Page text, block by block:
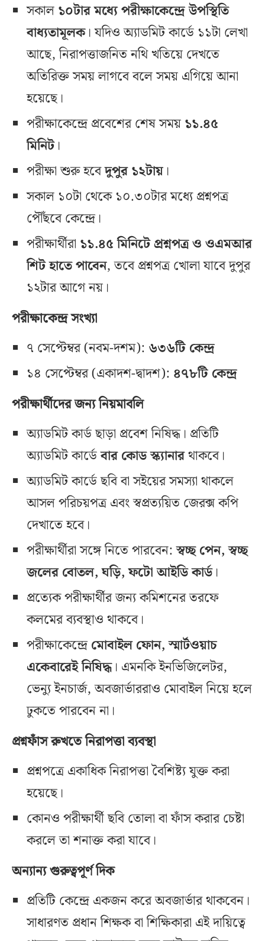
সকাল ১০টার মধ্যে পরীক্ষাকেন্দ্রে উপস্থিতি
বাধ্যতামূলক। যদিও অ্যাডমিট কার্ডে ১১টা লেখা
আছে, নিরাপত্তাজনিত নথি খতিয়ে দেখতে
অতিরিক্ত সময় লাগবে বলে সময় এগিয়ে আনা
হয়েছে।
পরীক্ষাকেন্দ্রে প্রবেশের শেষ সময় ১১.৪৫
মিনিট।
পরীক্ষা শুরু হবেদুপুর ১২টায়।
সকাল ১০টা থেকে ১০.৩০টার মধ্যে প্রশ্নপত্র
পৌঁছবে কেন্দ্রে।
পরীক্ষার্থীরা ১১.৪৫ মিনিটে প্রশ্নপত্র ও ওএমআর
শিট হাতে পাবেন, তবে প্রশ্নপত্র খোলা যাবে দুপুর
১২টার আগে নয়।
পরীক্ষাকেন্দ্র সংখ্যা
৭ সেপ্টেম্বর (নবম-দশম): ৬৩৬টি কেন্দ্র
১৪ সেপ্টেম্বর (একাদশ-দ্বাদশ): ৪৭৮টি কেন্দ্র
পরীক্ষার্থীদের জন্য নিয়মাবলি
অ্যাডমিট কার্ড ছাড়া প্রবেশ নিষিদ্ধ। প্রতিটি
অ্যাডমিট কার্ডেবার কোড স্ক্যানারথাকবে।
অ্যাডমিট কার্ডে ছবি বা সইয়ের সমস্যা থাকলে
আসল পরিচয়পত্র এবং স্বপ্রত্যয়িত জেরক্স কপি
দেখাতে হবে।
পরীক্ষার্থীরা সঙ্গে নিতে পারবেন:স্বচ্ছ পেন, স্বচ্ছ
জলের বোতল, ঘড়ি, ফটো আইডি কার্ড।
প্রত্যেক পরীক্ষার্থীর জন্য কমিশনের তরফে
কলমের ব্যবস্থাও থাকবে।
পরীক্ষাকেন্দ্রেমোবাইল ফোন, স্মার্টওয়াচ
একেবারেই নিষিদ্ধ। এমনকি ইনভিজিলেটর,
ভেন্যু ইনচার্জ, অবজার্ভাররাও মোবাইল নিয়ে হলে
ঢুকতে পারবেন না।
প্রশ্নফাঁস রুখতে নিরাপত্তা ব্যবস্থা
প্রশ্নপত্রে একাধিক নিরাপত্তা বৈশিষ্ট্য যুক্ত করা
হয়েছে।
কোনও পরীক্ষার্থী ছবি তোলা বা ফাঁস করার চেষ্টা
করলে তা শনাক্ত করা যাবে।
অন্যান্য গুরুত্বপূর্ণ দিক
প্রতিটি কেন্দ্রে একজন করে অবজার্ভার থাকবেন।
সাধারণত প্রধান শিক্ষক বা শিক্ষিকারা এই দায়িত্বে